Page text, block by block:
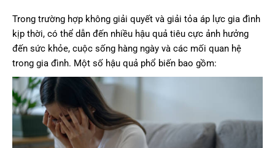
Trong trường hợp không giải quyết và giải tỏa áp lực gia đình
kịp thời, có thể dẫn đến nhiều hậu quả tiêu cực ảnh hưởng
đến sức khỏe, cuộc sống hàng ngày và các mối quan hệ
trong gia đình. Một số hậu quả phổ biến bao gồm: